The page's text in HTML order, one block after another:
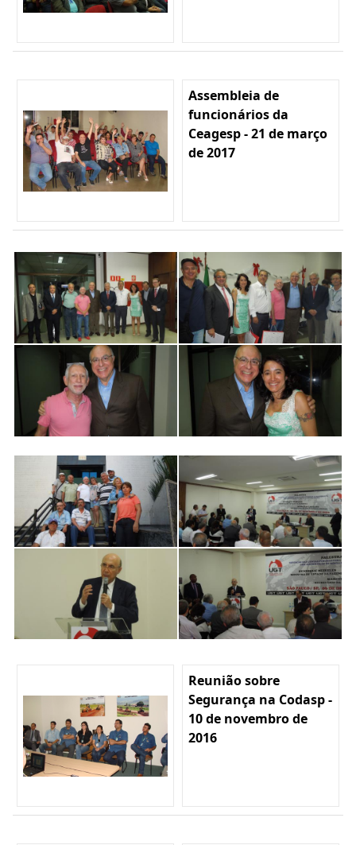
Assembleia de
funcionários da
Ceagesp - 21 de março
de 2017
Reunião sobre
Segurança na Codasp -
10 de novembro de
2016